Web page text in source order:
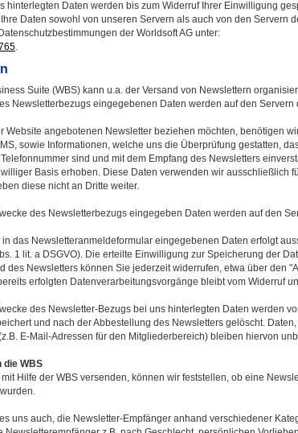
hinterlegten Daten werden bis zum Widerruf Ihrer Einwilligung
Daten sowohl von unseren Servern als auch von den Servern
der Worldsoft AG unter:
.
Suite (WBS) kann u.a. der Versand von Newslettern
Newsletterbezugs eingegebenen Daten werden auf den Servern
Website angebotenen Newsletter beziehen möchten, benötigen
sowie Informationen, welche uns die Überprüfung gestatten,
sind und mit dem Empfang des Newsletters
Basis erhoben. Diese Daten verwenden wir ausschließlich
diese nicht an Dritte weiter.
des Newsletterbezugs eingegeben Daten werden auf den
in das Newsletteranmeldeformular eingegebenen Daten erfolgt
1 lit. a DSGVO). Die erteilte Einwilligung zur Speicherung der
des Newsletters können Sie jederzeit widerrufen, etwa über den
erfolgten Datenverarbeitungsvorgänge bleibt vom Widerruf
des Newsletter-Bezugs bei uns hinterlegten Daten werden
und nach der Abbestellung des Newsletters gelöscht.
E-Mail-Adressen für den Mitgliederbereich) bleiben hiervon
die WBS
Hilfe der WBS versenden, können wir feststellen, ob eine
uns auch, die Newsletter-Empfänger anhand verschiedener